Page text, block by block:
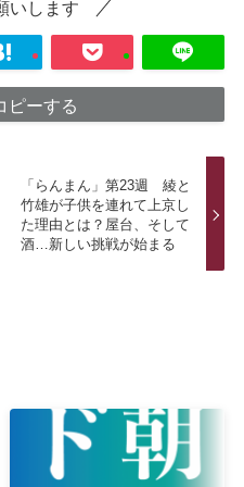
いします
ピーする
「らんまん」第23週 綾と
竹雄が子供を連れて上京し
た理由とは？屋台、そして
酒…新しい挑戦が始まる